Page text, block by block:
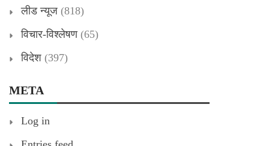
लीड न्यूज (818)
विचार-विश्लेषण(65)
विदेश (397)
META
Log in